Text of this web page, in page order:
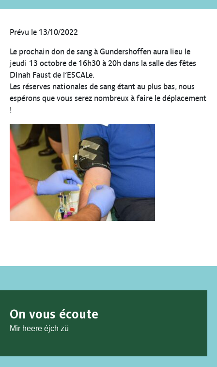
Prévu le 13/10/2022
Le prochain don de sang à Gundershoffen aura lieu le
jeudi 13 octobre de 16h30 à 20h dans la salle des fêtes
Dinah Faust de l’ESCALe.
Les réserves nationales de sang étant au plus bas, nous
espérons que vous serez nombreux à faire le déplacement
!
On vous écoute
Mìr heere éjch zü